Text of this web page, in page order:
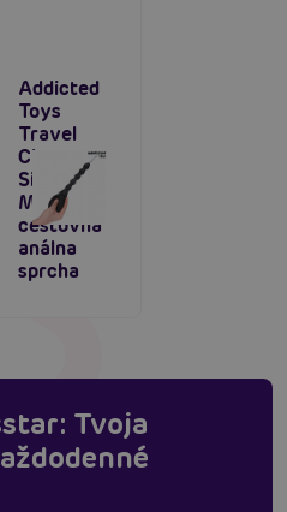
Addicted
Toys
Travel
Cleaner
Silicone
Model 2,
cestovná
análna
sprcha
Tvoja